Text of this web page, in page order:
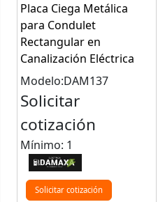
Placa Ciega Metálica
para Condulet
Rectangular en
Canalización Eléctrica
Modelo:DAM137
Solicitar
cotización
Mínimo: 1
Solicitar cotización